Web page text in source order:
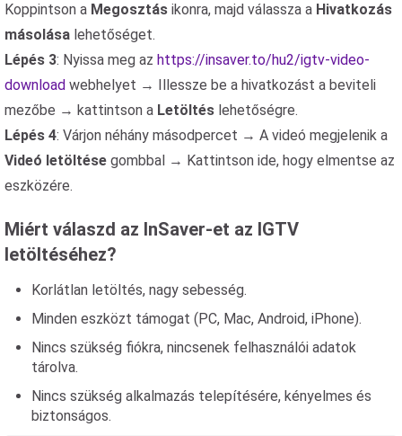
Koppintson a Megosztás ikonra, majd válassza a Hivatkozás
másolása lehetőséget.
Lépés 3: Nyissa meg az https://insaver.to/hu2/igtv-video-
download webhelyet → Illessze be a hivatkozást a beviteli
mezőbe → kattintson a Letöltés lehetőségre.
Lépés 4: Várjon néhány másodpercet → A videó megjelenik a
Videó letöltése gombbal → Kattintson ide, hogy elmentse az
eszközére.
Miért válaszd az InSaver-et az IGTV
letöltéséhez?
Korlátlan letöltés, nagy sebesség.
Minden eszközt támogat (PC, Mac, Android, iPhone).
Nincs szükség fiókra, nincsenek felhasználói adatok
tárolva.
Nincs szükség alkalmazás telepítésére, kényelmes és
biztonságos.